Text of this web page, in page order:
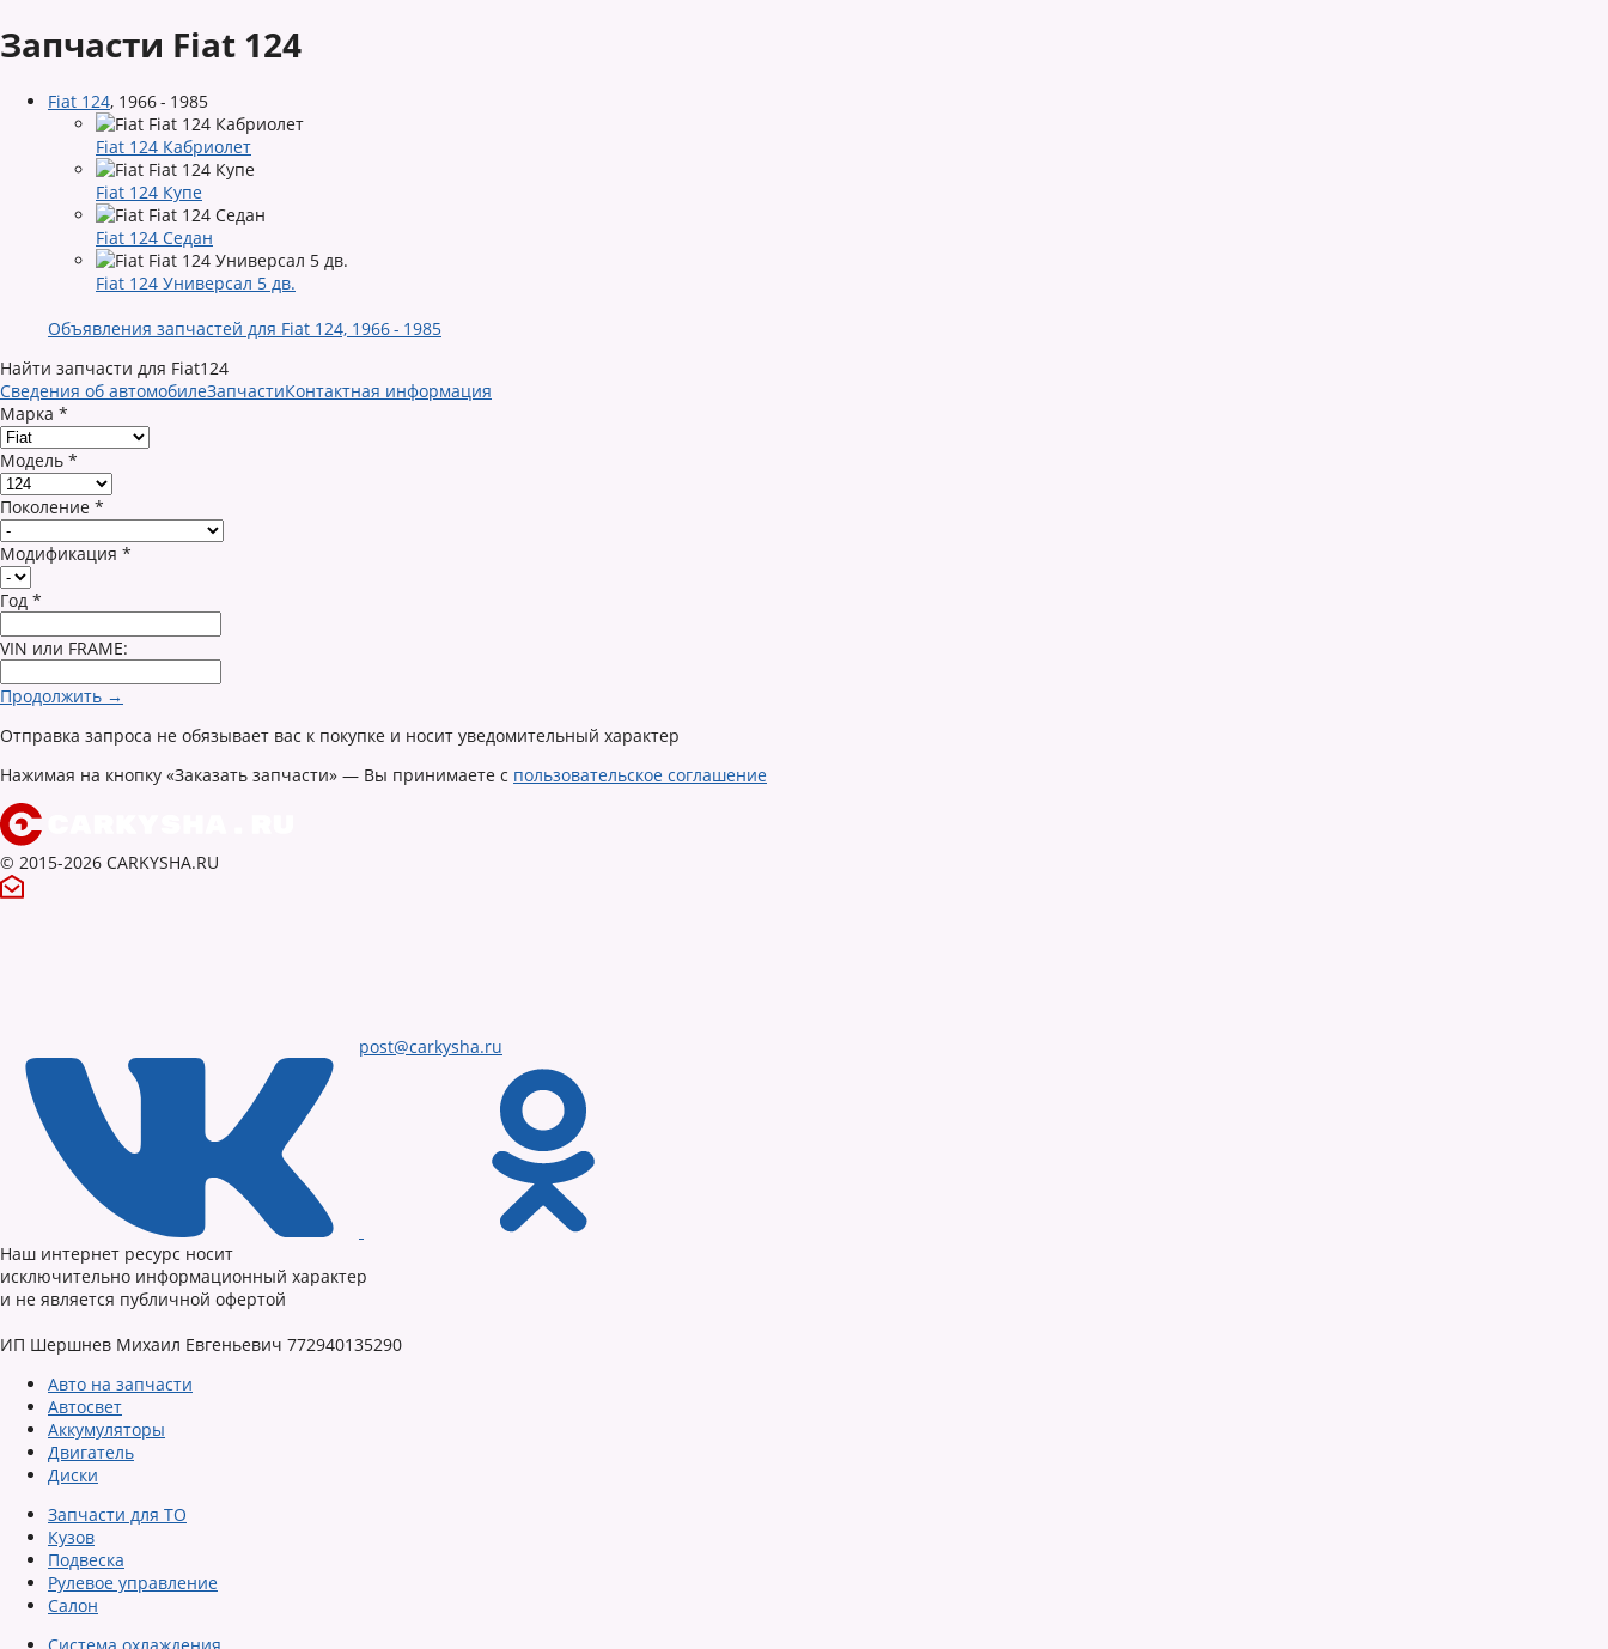
Запчасти Fiat 124
Fiat 124, 1966 - 1985
Fiat 124 Кабриолет
Fiat 124 Купе
Fiat 124 Седан
Fiat 124 Универсал 5 дв.
Объявления запчастей для Fiat 124, 1966 - 1985
Найти запчасти для Fiat124
Сведения об автомобилеЗапчастиКонтактная информация
Марка *
Модель *
Поколение *
Модификация *
Год *
VIN или FRAME:
Продолжить →
Отправка запроса не обязывает вас к покупке и носит уведомительный характер
Нажимая на кнопку «Заказать запчасти» — Вы принимаете с пользовательское соглашение
© 2015-2026 CARKYSHA.RU
post@carkysha.ru
Наш интернет ресурс носит
исключительно информационный характер
и не является публичной офертой
ИП Шершнев Михаил Евгеньевич 772940135290
Авто на запчасти
Автосвет
Аккумуляторы
Двигатель
Диски
Запчасти для ТО
Кузов
Подвеска
Рулевое управление
Салон
Система охлаждения